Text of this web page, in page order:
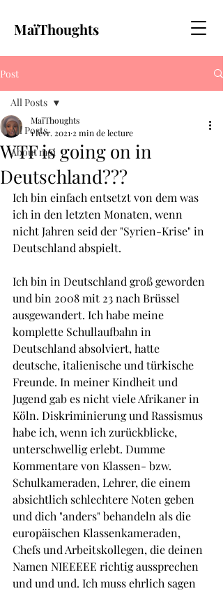
MaïThoughts
Post
All Posts
About moi
All Posts
WTF is going on in
Deutschland???
MaïThoughts
1 févr. 2021 2 min de lecture
Ich bin einfach entsetzt von dem was
ich in den letzten Monaten, wenn
nicht Jahren seid der "Syrien-Krise" in
Deutschland abspielt.
Ich bin in Deutschland groß geworden
und bin 2008 mit 23 nach Brüssel
ausgewandert. Ich habe meine
komplette Schullaufbahn in
Deutschland absolviert, hatte
deutsche, italienische und türkische
Freunde. In meiner Kindheit und
Jugend gab es nicht viele Afrikaner in
Köln. Diskriminierung und Rassismus
habe ich, wenn ich zurückblicke,
unterschwellig erlebt. Dumme
Kommentare von Klassen- bzw.
Schulkameraden, Lehrer, die einem
absichtlich schlechtere Noten geben
und dich "anders" behandeln als die
europäischen Klassenkameraden,
Chefs und Arbeitskollegen, die deinen
Namen NIEEEEE richtig aussprechen
und und und. Ich muss ehrlich sagen